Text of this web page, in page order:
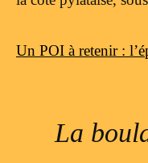
Un POI à retenir :
La